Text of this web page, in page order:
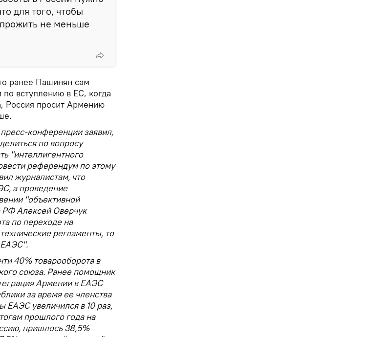
для того, чтобы
не меньше
ранее Пашинян сам
вступлению в ЕС, когда
Россия просит Армению
конференции заявил,
по вопросу
"интеллигентного
референдум по этому
журналистам, что
а проведение
"объективной
РФ Алексей Оверчук
по переходе на
регламенты, то
ЕАЭС".
40% товарооборота в
союза. Ранее помощник
Армении в ЕАЭС
за время ее членства
ЕАЭС увеличился в 10 раз,
прошлого года на
пришлось 38,5%